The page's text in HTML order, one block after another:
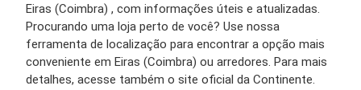
Eiras (Coimbra) , com informações úteis e atualizadas.
Procurando uma loja perto de você? Use nossa
ferramenta de localização para encontrar a opção mais
conveniente em Eiras (Coimbra) ou arredores. Para mais
detalhes, acesse também o site oficial da Continente.